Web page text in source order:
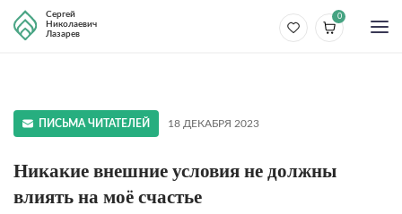
Сергей
Николаевич
Лазарев
0
ПИСЬМА ЧИТАТЕЛЕЙ 18 ДЕКАБРЯ 2023
Никакие внешние условия не должны
влиять на моё счастье